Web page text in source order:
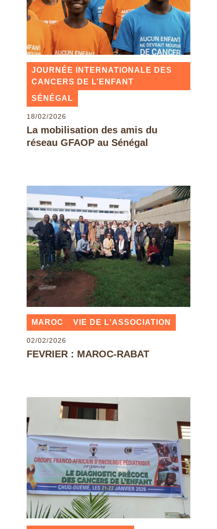
JOURNÉE INTERNATIONALE DES
CANCERS DE L’ENFANT
SÉNÉGAL
18/02/2026
La mobilisation des amis du
réseau GFAOP au Sénégal
MAROC VIE DE L'ASSOCIATION
02/02/2026
FEVRIER : MAROC-RABAT